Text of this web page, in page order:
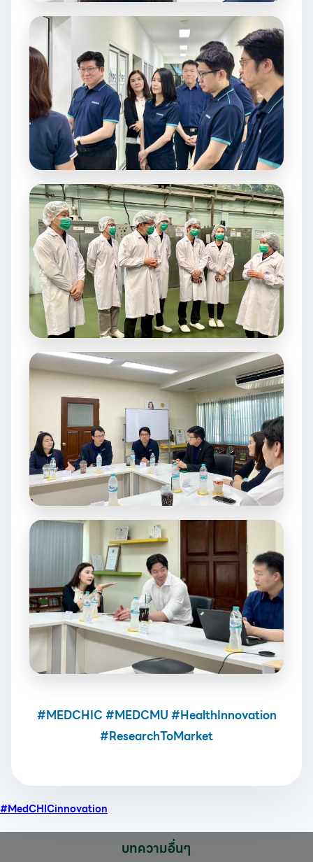
#MEDCHIC #MEDCMU #HealthInnovation
#ResearchToMarket
#MedCHICinnovation
บทความอื่นๆ